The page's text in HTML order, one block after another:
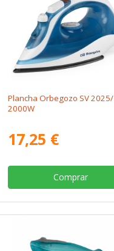
Plancha Orbegozo SV 2025/
2000W
17,25 €
Comprar